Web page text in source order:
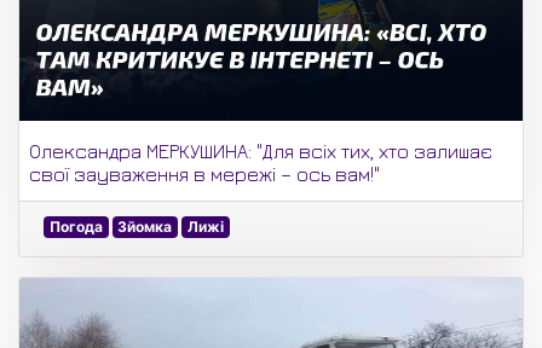
Олександра МЕРКУШИНА: "Для всіх тих, хто залишає
свої зауваження в мережі – ось вам!"
Погода Зйомка Лижі